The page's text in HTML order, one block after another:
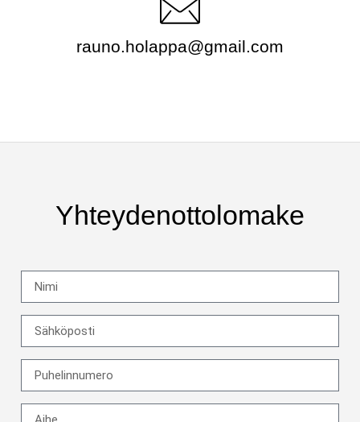
rauno.holappa@gmail.com
Yhteydenottolomake